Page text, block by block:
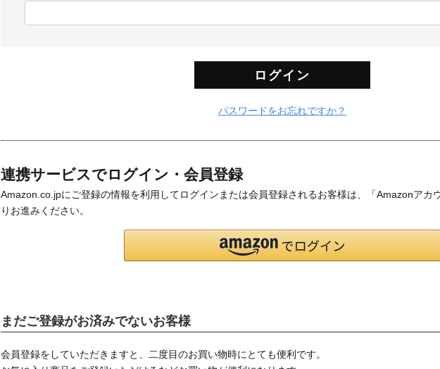
ログイン
パスワードをお忘れですか？
連携サービスでログイン・会員登録
Amazon.co.jpにご登録の情報を利用してログインまたは会員登録されるお客様は、「Amazonアカ
りお進みください。
まだご登録がお済みでないお客様
会員登録をしていただきますと、二度目のお買い物時にとても便利です。